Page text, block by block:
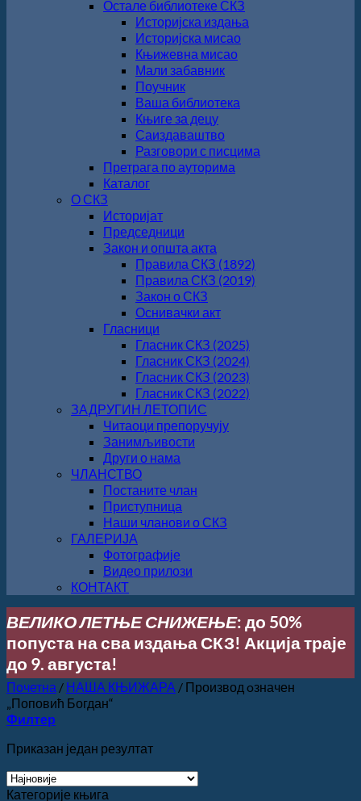
Остале библиотеке СКЗ
Историјска издања
Историјска мисао
Књижевна мисао
Мали забавник
Поучник
Ваша библиотека
Књиге за децу
Саиздаваштво
Разговори с писцима
Претрага по ауторима
Каталог
О СКЗ
Историјат
Председници
Закон и општа акта
Правила СКЗ (1892)
Правила СКЗ (2019)
Закон о СКЗ
Оснивачки акт
Гласници
Гласник СКЗ (2025)
Гласник СКЗ (2024)
Гласник СКЗ (2023)
Гласник СКЗ (2022)
ЗАДРУГИН ЛЕТОПИС
Читаоци препоручују
Занимљивости
Други о нама
ЧЛАНСТВО
Постаните члан
Приступница
Наши чланови о СКЗ
ГАЛЕРИЈА
Фотографије
Видео прилози
КОНТАКТ
ВЕЛИКО ЛЕТЊЕ СНИЖЕЊЕ: до 50%
попуста на сва издања СКЗ! Акција траје
до 9. августа!
Почетна / НАША КЊИЖАРА / Производ oзначен
„Поповић Богдан“
Филтер
Приказан један резултат
Категорије књига